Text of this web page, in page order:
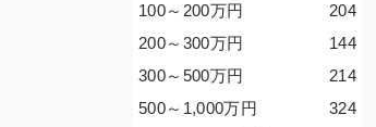
204
100～200万円
144
200～300万円
214
300～500万円
324
500～1,000万円